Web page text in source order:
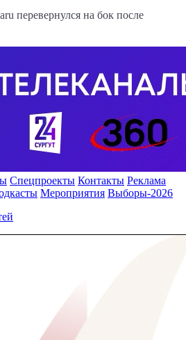
перевернулся на бок после
Спецпроекты Контакты Реклама
Мероприятия Выборы-2026